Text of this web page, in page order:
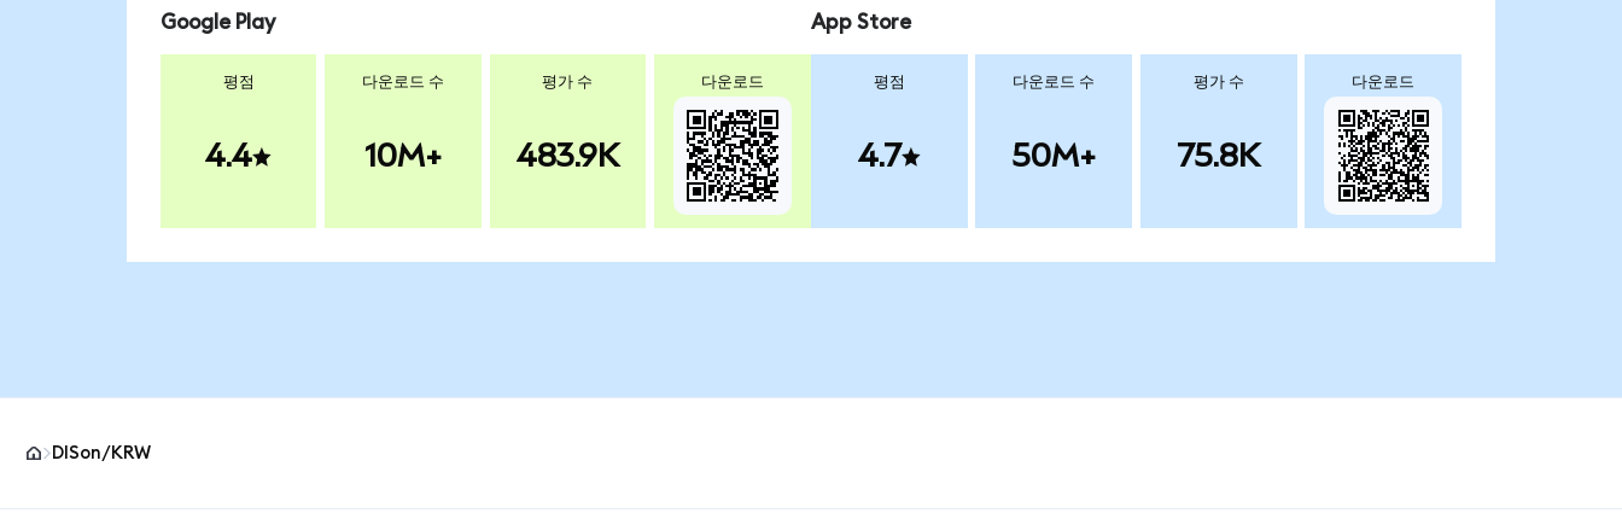
Google Play
평점
4.4
다운로드 수
10M+
평가 수
483.9K
다운로드
App Store
평점
4.7
다운로드 수
50M+
평가 수
75.8K
다운로드
DISon/KRW